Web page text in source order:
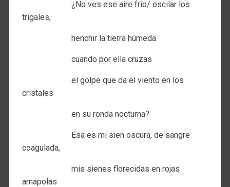
¿No ves ese aire frío/ oscilar los
trigales,
henchir la tierra húmeda
cuando por ella cruzas
el golpe que da el viento en los
cristales
en su ronda nocturna?
Esa es mi sien oscura, de sangre
coagulada,
mis sienes florecidas en rojas
amapolas